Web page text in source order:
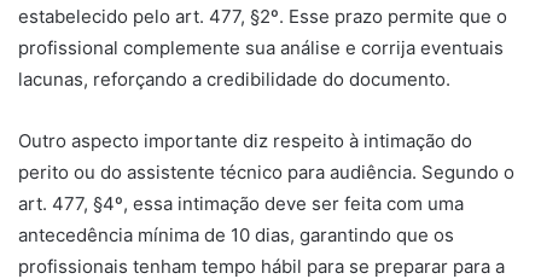
estabelecido pelo art. 477, §2º. Esse prazo permite que o
profissional complemente sua análise e corrija eventuais
lacunas, reforçando a credibilidade do documento.
Outro aspecto importante diz respeito à intimação do
perito ou do assistente técnico para audiência. Segundo o
art. 477, §4º, essa intimação deve ser feita com uma
antecedência mínima de 10 dias, garantindo que os
profissionais tenham tempo hábil para se preparar para a